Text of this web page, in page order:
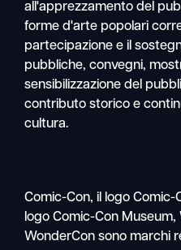
all'apprezzamento del
forme d'arte popolari
partecipazione e il
pubbliche, convegni,
sensibilizzazione del
contributo storico e
cultura.
Comic-Con, il logo Comic-
logo Comic-Con Museum,
WonderCon sono marchi